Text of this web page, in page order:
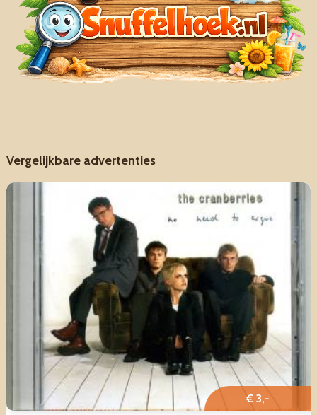
Vergelijkbare advertenties
€ 3,-